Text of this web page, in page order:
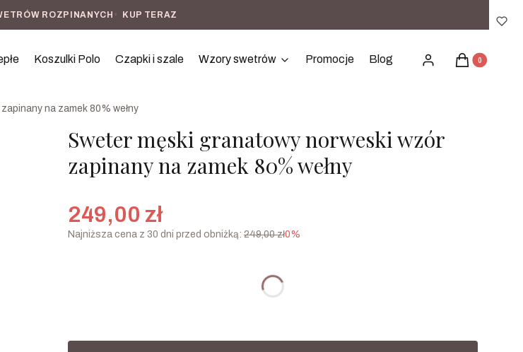
ROZPINANYCH • KUP TERAZ
Koszulki Polo Czapki i szale Wzory swetrów Promocje Blog Zaloguj sięProdukty w
Koszyk
na zamek 80% wełny
Sweter męski granatowy norweski wzór
zapinany na zamek 80% wełny
249,00 zł
Najniższa cena z 30 dni przed obniżką: 249,00 zł0%